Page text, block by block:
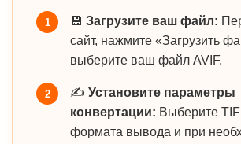
1 💾 Загрузите ваш файл:
сайт, нажмите «Загрузить
выберите ваш файл AVIF.
2 ✍️ Установите параметры
конвертации: Выберите
формата вывода и при